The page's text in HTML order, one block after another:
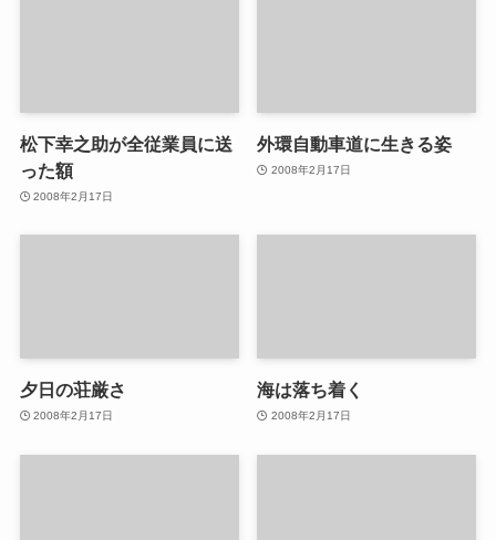
松下幸之助が全従業員に送
った額
2008年2月17日
外環自動車道に生きる姿
2008年2月17日
夕日の荘厳さ
2008年2月17日
海は落ち着く
2008年2月17日